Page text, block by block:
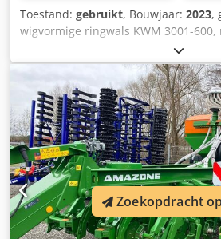
Toestand: gebruikt, Bouwjaar: 2023,
wigvormige ringwals KWM 3001-
KW00059843, set lagering voor /
schijveneg, schijvendraagveld voor
werkdiepteverstelling, LED-
starre machines / schijf Dedpfx Aer
Zoekopdracht